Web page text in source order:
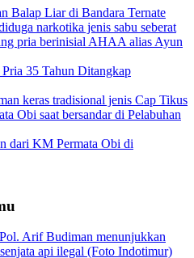
Balap Liar di Bandara Ternate
35 Tahun Ditangkap
dari KM Permata Obi di